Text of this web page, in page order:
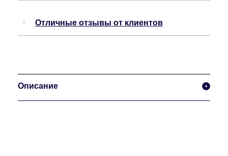
Отличные отзывы от клиентов
Описание